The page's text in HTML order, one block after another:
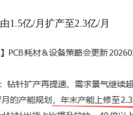
由1.5亿/月扩产至2.3亿/月